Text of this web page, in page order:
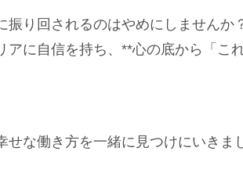
振り回されるのはやめにしませんか
アに自信を持ち、**心の底から「こ
せな働き方を一緒に見つけにいきま